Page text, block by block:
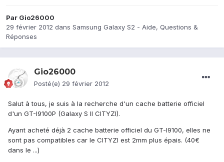
Par Gio26000
29 février 2012 dans Samsung Galaxy S2 - Aide, Questions &
Réponses
Gio26000
Posté(e) 29 février 2012
Salut à tous, je suis à la recherche d'un cache batterie officiel
d'un GT-I9100P (Galaxy S II CITYZI).
Ayant acheté déjà 2 cache batterie officiel du GT-I9100, elles ne
sont pas compatibles car le CITYZI est 2mm plus épais. (40€
dans le ...)